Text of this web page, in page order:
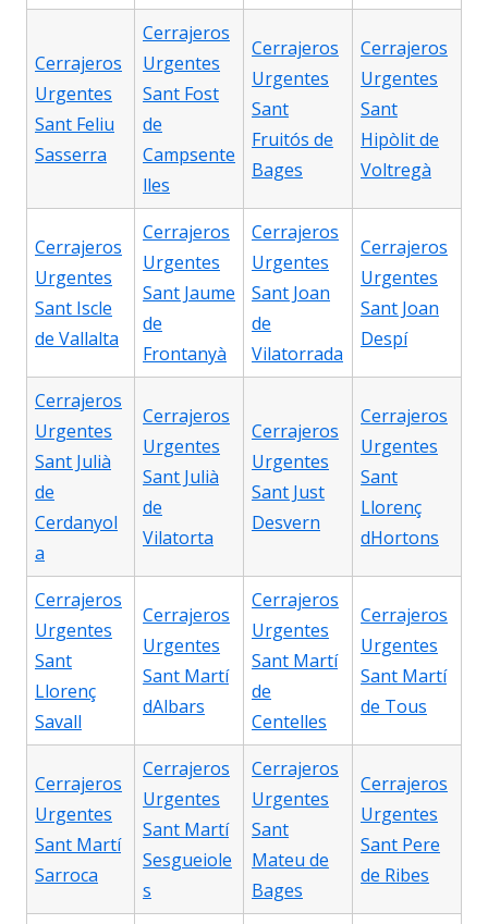
Cerrajeros
Urgentes
Sant Feliu
Sasserra
Cerrajeros
Urgentes
Sant Fost
de
Campsente
lles
Cerrajeros
Urgentes
Sant
Fruitós de
Bages
Cerrajeros
Urgentes
Sant
Hipòlit de
Voltregà
Cerrajeros
Urgentes
Sant Iscle
de Vallalta
Cerrajeros
Urgentes
Sant Jaume
de
Frontanyà
Cerrajeros
Urgentes
Sant Joan
de
Vilatorrada
Cerrajeros
Urgentes
Sant Joan
Despí
Cerrajeros
Urgentes
Sant Julià
de
Cerdanyol
a
Cerrajeros
Urgentes
Sant Julià
de
Vilatorta
Cerrajeros
Urgentes
Sant Just
Desvern
Cerrajeros
Urgentes
Sant
Llorenç
dHortons
Cerrajeros
Urgentes
Sant
Llorenç
Savall
Cerrajeros
Urgentes
Sant Martí
dAlbars
Cerrajeros
Urgentes
Sant Martí
de
Centelles
Cerrajeros
Urgentes
Sant Martí
de Tous
Cerrajeros
Urgentes
Sant Martí
Sarroca
Cerrajeros
Urgentes
Sant Martí
Sesgueiole
s
Cerrajeros
Urgentes
Sant
Mateu de
Bages
Cerrajeros
Urgentes
Sant Pere
de Ribes